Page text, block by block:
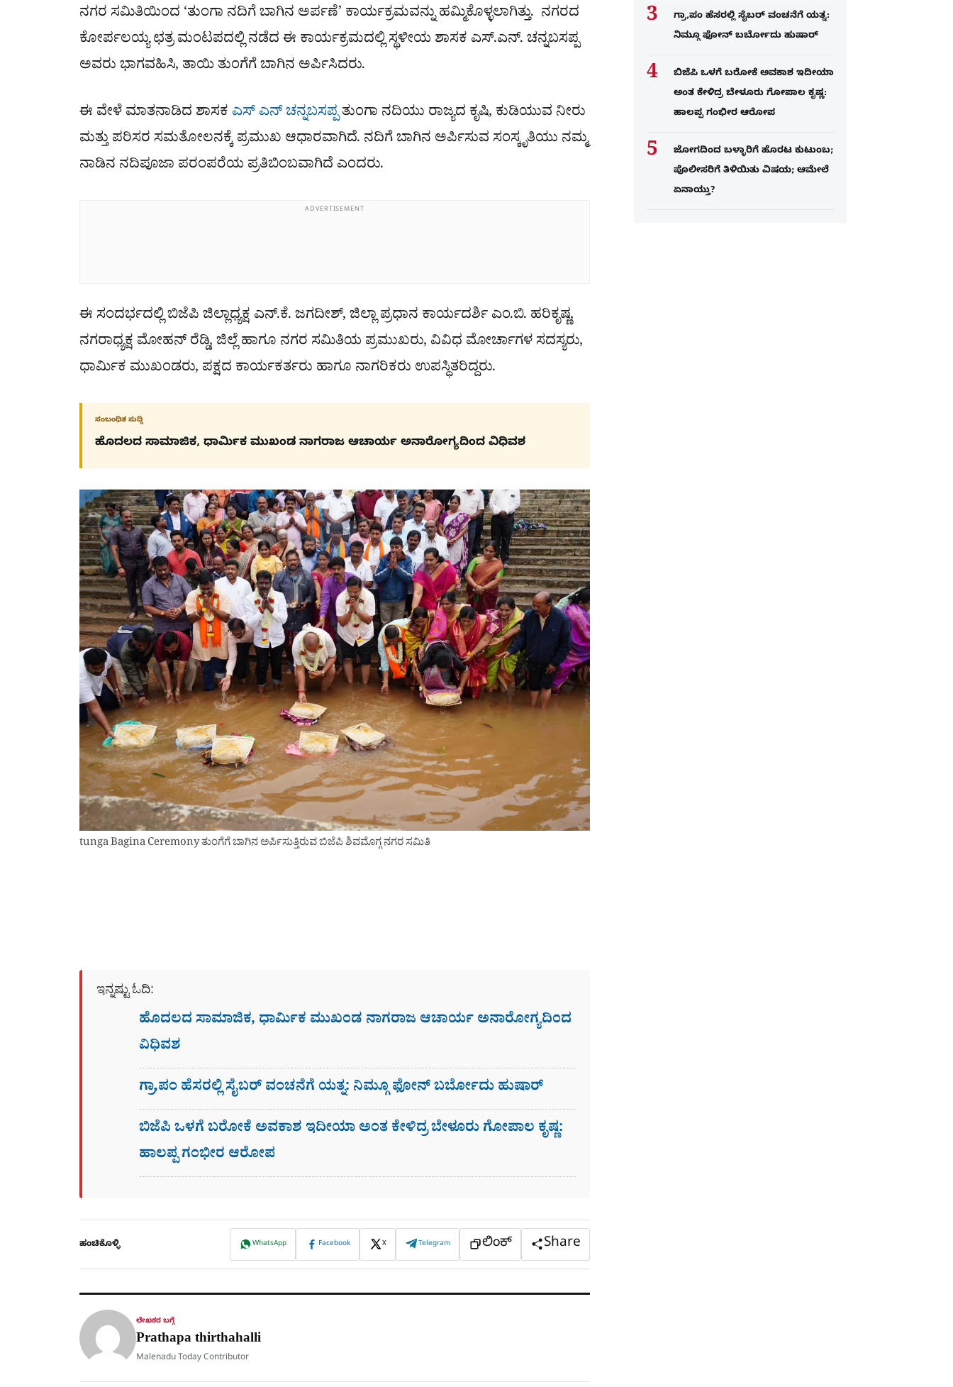
ನಗರ ಸಮಿತಿಯಿಂದ ‘ತುಂಗಾ ನದಿಗೆ ಬಾಗಿನ ಅರ್ಪಣೆ’ ಕಾರ್ಯಕ್ರಮವನ್ನು ಹಮ್ಮಿಕೊಳ್ಳಲಾಗಿತ್ತು. ನಗರದ
ಕೋರ್ಪಲಯ್ಯ ಛತ್ರ ಮಂಟಪದಲ್ಲಿ ನಡೆದ ಈ ಕಾರ್ಯಕ್ರಮದಲ್ಲಿ ಸ್ಥಳೀಯ ಶಾಸಕ ಎಸ್.ಎನ್. ಚನ್ನಬಸಪ್ಪ
ಅವರು ಭಾಗವಹಿಸಿ, ತಾಯಿ ತುಂಗೆಗೆ ಬಾಗಿನ ಅರ್ಪಿಸಿದರು.
ಈ ವೇಳೆ ಮಾತನಾಡಿದ ಶಾಸಕ ಎಸ್​ ಎನ್​ ಚನ್ನಬಸಪ್ಪತುಂಗಾ ನದಿಯು ರಾಜ್ಯದ ಕೃಷಿ, ಕುಡಿಯುವ ನೀರು
ಮತ್ತು ಪರಿಸರ ಸಮತೋಲನಕ್ಕೆ ಪ್ರಮುಖ ಆಧಾರವಾಗಿದೆ. ನದಿಗೆ ಬಾಗಿನ ಅರ್ಪಿಸುವ ಸಂಸ್ಕೃತಿಯು ನಮ್ಮ
ನಾಡಿನ ನದಿಪೂಜಾ ಪರಂಪರೆಯ ಪ್ರತಿಬಿಂಬವಾಗಿದೆ ಎಂದರು.
ADVERTISEMENT
ಈ ಸಂದರ್ಭದಲ್ಲಿ ಬಿಜೆಪಿ ಜಿಲ್ಲಾಧ್ಯಕ್ಷ ಎನ್.ಕೆ. ಜಗದೀಶ್, ಜಿಲ್ಲಾ ಪ್ರಧಾನ ಕಾರ್ಯದರ್ಶಿ ಎಂ.ಬಿ. ಹರಿಕೃಷ್ಣ,
ನಗರಾಧ್ಯಕ್ಷ ಮೋಹನ್ ರೆಡ್ಡಿ, ಜಿಲ್ಲೆ ಹಾಗೂ ನಗರ ಸಮಿತಿಯ ಪ್ರಮುಖರು, ವಿವಿಧ ಮೋರ್ಚಾಗಳ ಸದಸ್ಯರು,
ಧಾರ್ಮಿಕ ಮುಖಂಡರು, ಪಕ್ಷದ ಕಾರ್ಯಕರ್ತರು ಹಾಗೂ ನಾಗರಿಕರು ಉಪಸ್ಥಿತರಿದ್ದರು.
ಸಂಬಂಧಿತ ಸುದ್ದಿ
ಹೊದಲದ ಸಾಮಾಜಿಕ, ಧಾರ್ಮಿಕ ಮುಖಂಡ ನಾಗರಾಜ ಆಚಾರ್ಯ ಅನಾರೋಗ್ಯದಿಂದ ವಿಧಿವಶ
tunga Bagina Ceremony ತುಂಗೆಗೆ ಬಾಗಿನ ಅರ್ಪಿಸುತ್ತಿರುವ ಬಿಜೆಪಿ ಶಿವಮೊಗ್ಗ ನಗರ ಸಮಿತಿ
ಇನ್ನಷ್ಟು ಓದಿ:
ಹೊದಲದ ಸಾಮಾಜಿಕ, ಧಾರ್ಮಿಕ ಮುಖಂಡ ನಾಗರಾಜ ಆಚಾರ್ಯ ಅನಾರೋಗ್ಯದಿಂದ
ವಿಧಿವಶ
ಗ್ರಾ,ಪಂ ಹೆಸರಲ್ಲಿ ಸೈಬ‌ರ್ ವಂಚನೆಗೆ ಯತ್ನ: ನಿಮ್ಗೂ ಫೋನ್​ ಬರ್ಬೋದು ಹುಷಾರ್​​
ಬಿಜೆಪಿ ಒಳಗೆ ಬರೋಕೆ ಅವಕಾಶ ಇದೀಯಾ ಅಂತ ಕೇಳಿದ್ರ ಬೇಳೂರು ಗೋಪಾಲ ಕೃಷ್ಣ:
ಹಾಲಪ್ಪ ಗಂಭೀರ ಆರೋಪ
ಹಂಚಿಕೊಳ್ಳಿ WhatsApp Facebook X Telegram ಲಿಂಕ್ Share
ಲೇಖಕರ ಬಗ್ಗೆ
Prathapa thirthahalli
Malenadu Today Contributor
ಗ್ರಾ,ಪಂ ಹೆಸರಲ್ಲಿ ಸೈಬ‌ರ್ ವಂಚನೆಗೆ ಯತ್ನ:
ನಿಮ್ಗೂ ಫೋನ್​ ಬರ್ಬೋದು ಹುಷಾರ್​​
ಬಿಜೆಪಿ ಒಳಗೆ ಬರೋಕೆ ಅವಕಾಶ ಇದೀಯಾ
ಅಂತ ಕೇಳಿದ್ರ ಬೇಳೂರು ಗೋಪಾಲ ಕೃಷ್ಣ:
ಹಾಲಪ್ಪ ಗಂಭೀರ ಆರೋಪ
ಜೋಗದಿಂದ ಬಳ್ಳಾರಿಗೆ ಹೊರಟ ಕುಟುಂಬ;
ಪೊಲೀಸರಿಗೆ ತಿಳಿಯಿತು ವಿಷಯ; ಆಮೇಲೆ
ಏನಾಯ್ತು?